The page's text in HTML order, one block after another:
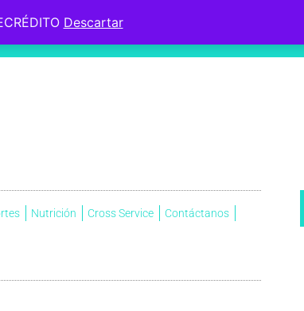
Descartar
Nutrición Cross Service Contáctanos